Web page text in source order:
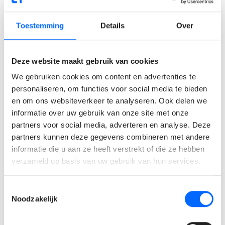
Toestemming Details Over
Deze website maakt gebruik van cookies
We gebruiken cookies om content en advertenties te
personaliseren, om functies voor social media te bieden
en om ons websiteverkeer te analyseren. Ook delen we
informatie over uw gebruik van onze site met onze
partners voor social media, adverteren en analyse. Deze
partners kunnen deze gegevens combineren met andere
informatie die u aan ze heeft verstrekt of die ze hebben
verzameld op basis van uw gebruik van hun services.
Noodzakelijk
Maaltijdcheques.
Een moderne werkomgeving waar veiligheid,
kwaliteit en teamwork centraal staan.
🌐www.wearefaktor.com
Gent Recruitment consultant
Sales Consultant
Ben jij een geboren verkoper met een neus voor
menselijk potentieel? Heb je zin in een uitdagende
job waar prestaties echt beloond worden en waar
teamwork centraal staat? Dan ben jij misschien wel
de commerciële kracht die Faktor zoekt!
Faktor is een gespecialiseerd recruitmentbureau
voor technische profielen in de engineeringwereld.
Hoe zal jouw takenpakket eruit zien?
kneepjes van het vak leert, ga je aan de slag met je
Je zoekt actief naar nieuwe bedrijven om samen
te werken en bezoekt hen om onze aanpak voor